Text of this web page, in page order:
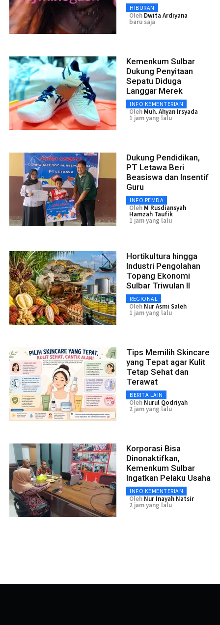
HIBURAN
Oleh Dwita Ardiyana
baru saja
Kemenkum Sulbar
Dukung Penyitaan
Sepatu Diduga
Langgar Merek
INFO KEMENTERIAN
Oleh Muh. Ahyan Irsyada
1 jam yang lalu
Dukung Pendidikan,
PT Letawa Beri
Beasiswa dan Insentif
Guru
INFO PEMDA
Oleh M Rusdiansyah
Hamzah Taufik
1 jam yang lalu
Hortikultura hingga
Industri Pengolahan
Topang Ekonomi
Sulbar Triwulan II
REGIONAL
Oleh Nur Asmi Saleh
1 jam yang lalu
Tips Memilih Skincare
yang Tepat agar Kulit
Tetap Sehat dan
Terawat
BERITA LAIN
Oleh Nurul Qodriyah
2 jam yang lalu
Korporasi Bisa
Dinonaktifkan,
Kemenkum Sulbar
Ingatkan Pelaku Usaha
INFO KEMENTERIAN
Oleh Nur Inayah Natsir
2 jam yang lalu